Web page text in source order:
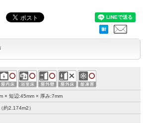
× 短辺:45mm × 厚み:7mm
約2.174m2）